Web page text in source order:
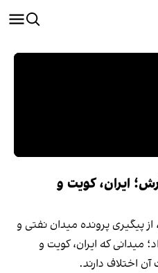
ایران، کویت و
پیگیری پرونده میدان نفتی و
میدانی که ایران، کویت و
اختلاف دارند.